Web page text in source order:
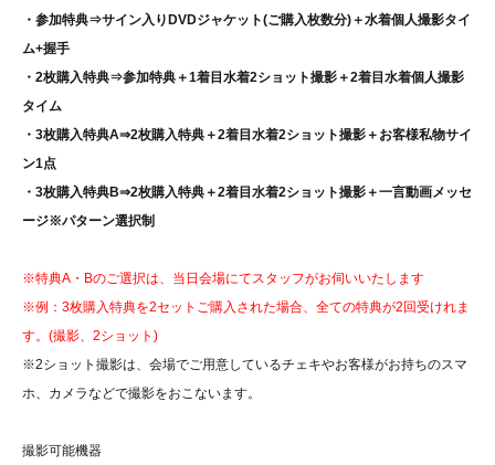
・参加特典⇒サイン入りDVDジャケット(ご購入枚数分)＋水着個人撮影タイ
ム+握手
・2枚購入特典⇒参加特典＋1着目水着2ショット撮影＋2着目水着個人撮影
タイム
・3枚購入特典A⇒2枚購入特典＋2着目水着2ショット撮影＋お客様私物サイ
ン1点
・3枚購入特典B⇒2枚購入特典＋2着目水着2ショット撮影＋一言動画メッセ
ージ※パターン選択制
※特典A・Bのご選択は、当日会場にてスタッフがお伺いいたします
※例：3枚購入特典を2セットご購入された場合、全ての特典が2回受けれま
す。(撮影、2ショット)
※2ショット撮影は、会場でご用意しているチェキやお客様がお持ちのスマ
ホ、カメラなどで撮影をおこないます。
撮影可能機器